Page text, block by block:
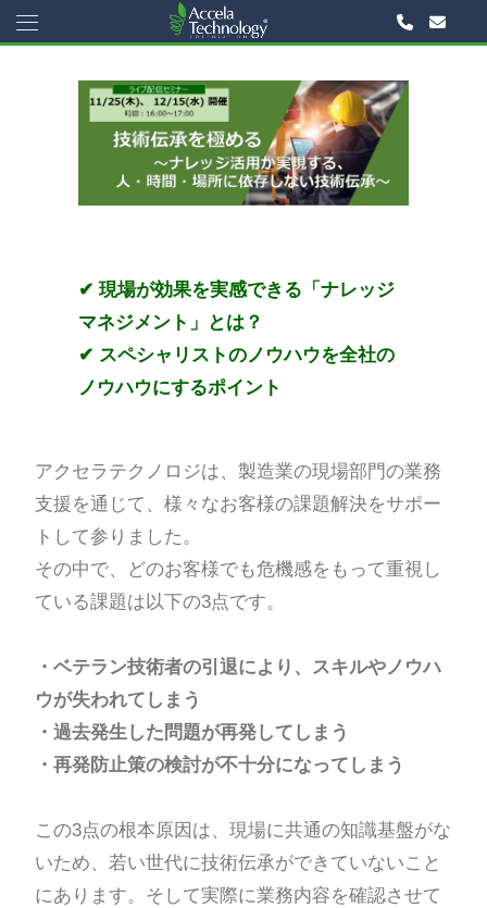
✔ 現場が効果を実感できる「ナレッジ
マネジメント」とは？
✔ スペシャリストのノウハウを全社の
ノウハウにするポイント
アクセラテクノロジは、製造業の現場部門の業務
支援を通じて、様々なお客様の課題解決をサポー
トして参りました。
その中で、どのお客様でも危機感をもって重視し
ている課題は以下の3点です。
・ベテラン技術者の引退により、スキルやノウハ
ウが失われてしまう
・過去発生した問題が再発してしまう
・再発防止策の検討が不十分になってしまう
この3点の根本原因は、現場に共通の知識基盤がな
いため、若い世代に技術伝承ができていないこと
にあります。そして実際に業務内容を確認させて